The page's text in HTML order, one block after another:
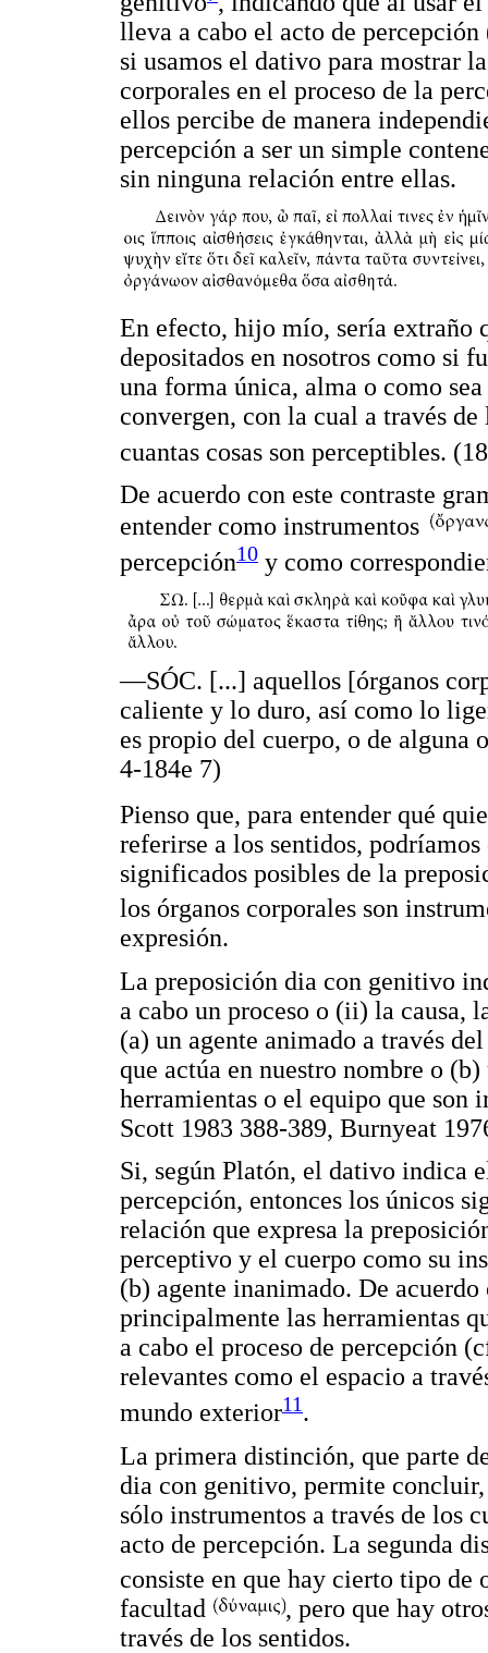
lleva a cabo el acto de
si usamos el dativo para mostrar
corporales en el proceso de la
ellos percibe de manera
percepción a ser un simple
sin ninguna relación entre ellas.
En efecto, hijo mío, sería extraño
depositados en nosotros como si
una forma única, alma o como
convergen, con la cual a través
cuantas cosas son perceptibles.
De acuerdo con este contraste
entender como instrumentos
percepción10 y como
—SÓC. [...] aquellos [órganos
caliente y lo duro, así como lo
es propio del cuerpo, o de
4-184e 7)
Pienso que, para entender qué
referirse a los sentidos,
significados posibles de la
los órganos corporales son
expresión.
La preposición dia con genitivo
a cabo un proceso o (ii) la causa,
(a) un agente animado a través
que actúa en nuestro nombre o
herramientas o el equipo que son
Scott 1983 388-389, Burnyeat
Si, según Platón, el dativo indica
percepción, entonces los únicos
relación que expresa la
perceptivo y el cuerpo como su
(b) agente inanimado. De
principalmente las herramientas
a cabo el proceso de percepción
relevantes como el espacio a
mundo exterior11.
La primera distinción, que parte
dia con genitivo, permite concluir,
sólo instrumentos a través de los
acto de percepción. La segunda
consiste en que hay cierto tipo de
facultad
, pero que hay
través de los sentidos.